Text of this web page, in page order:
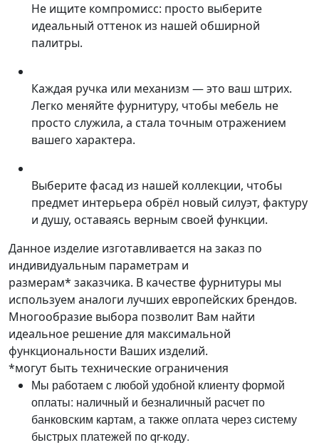
Не ищите компромисс: просто выберите
идеальный оттенок из нашей обширной
палитры.
Каждая ручка или механизм — это ваш штрих.
Легко меняйте фурнитуру, чтобы мебель не
просто служила, а стала точным отражением
вашего характера.
Выберите фасад из нашей коллекции, чтобы
предмет интерьера обрёл новый силуэт, фактуру
и душу, оставаясь верным своей функции.
Данное изделие изготавливается на заказ по
индивидуальным параметрам и
размерам* заказчика. В качестве фурнитуры мы
используем аналоги лучших европейских брендов.
Многообразие выбора позволит Вам найти
идеальное решение для максимальной
функциональности Ваших изделий.
*могут быть технические ограничения
Мы работаем с любой удобной клиенту формой
оплаты: наличный и безналичный расчет по
банковским картам, а также оплата через систему
быстрых платежей по qr-коду.